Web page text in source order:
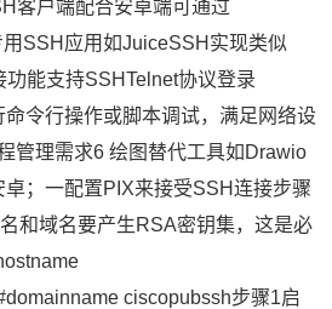
客户端配合安卓端可通过
SSH应用如JuiceSSH实现类似
能支持SSHTelnet协议登录
令行操作或脚本调试，满足网络设
管理需求6 绘图替代工具如Drawio
；一配置PIX来接受SSH连接步骤
和域名要产生RSA密钥集，这是必
ciscopubssh步骤1启